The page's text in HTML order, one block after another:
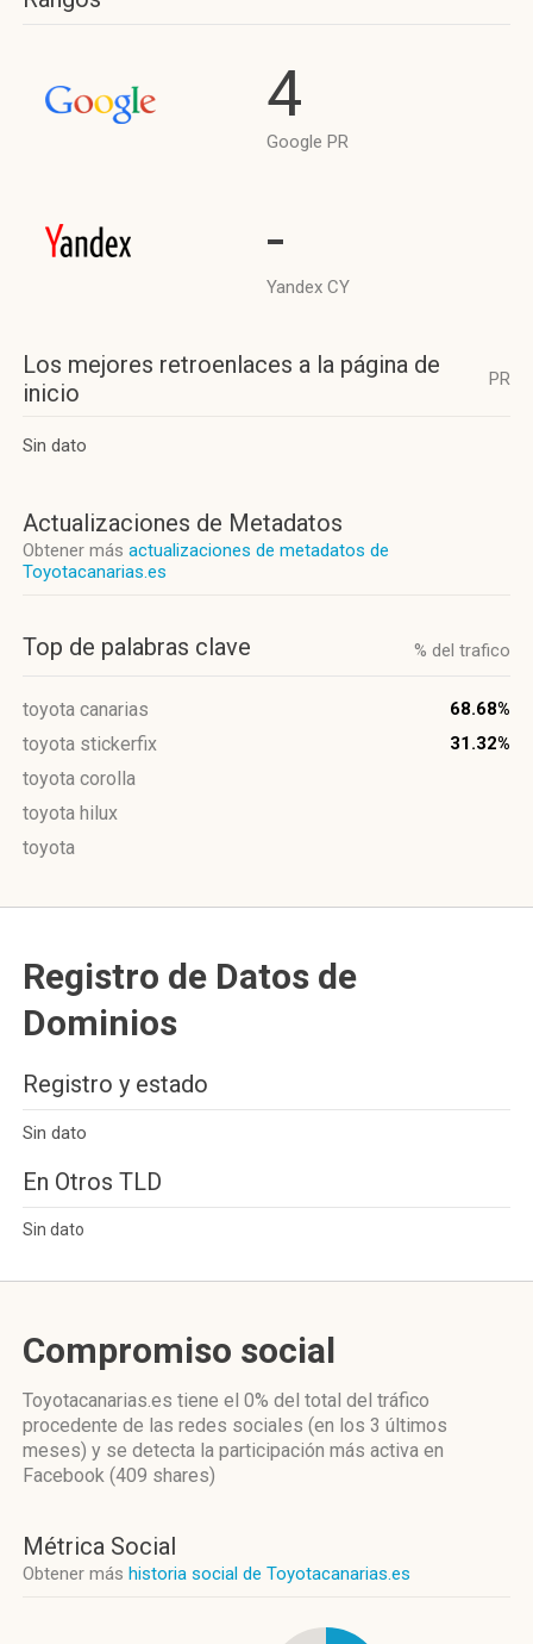
4
Google PR
-
Yandex CY
Los mejores retroenlaces a la página de
inicio
PR
Sin dato
Actualizaciones de Metadatos
Obtener más actualizaciones de metadatos de
Toyotacanarias.es
Top de palabras clave % del trafico
toyota canarias 68.68%
toyota stickerfix 31.32%
toyota corolla
toyota hilux
toyota
Registro de Datos de
Dominios
Registro y estado
Sin dato
En Otros TLD
Sin dato
Compromiso social
Toyotacanarias.es tiene el 0% del total del tráfico
procedente de las redes sociales (en los 3 últimos
meses) y se detecta la participación más activa en
Facebook (409 shares)
Métrica Social
Obtener más historia social de Toyotacanarias.es